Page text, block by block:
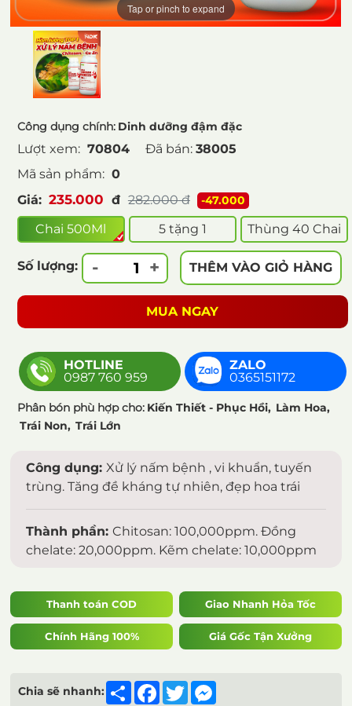
Tap or pinch to expand
Công dụng chính: Dinh dưỡng đậm đặc
Lượt xem: 70804Đã bán: 38005
Mã sản phẩm: 0
Giá: 235.000 đ 282.000đ -47.000
Chai 500Ml 5 tặng 1 Thùng 40 Chai
Số lượng: - + THÊM VÀO GIỎ HÀNG
MUA NGAY
HOTLINE
0987 760 959
ZALO
0365151172
Phân bón phù hợp cho: Kiến Thiết - Phục Hồi, Làm Hoa,
Trái Non, Trái Lớn
Công dụng:Xử lý nấm bệnh , vi khuẩn, tuyến
trùng. Tăng đề kháng tự nhiên, đẹp hoa trái
Thành phần:Chitosan: 100,000ppm. Đồng
chelate: 20,000ppm. Kẽm chelate: 10,000ppm
Thanh toán COD Giao Nhanh Hỏa Tốc
Chính Hãng 100% Giá Gốc Tận Xưởng
Chia sẽ nhanh: ShareFacebook
Twitter